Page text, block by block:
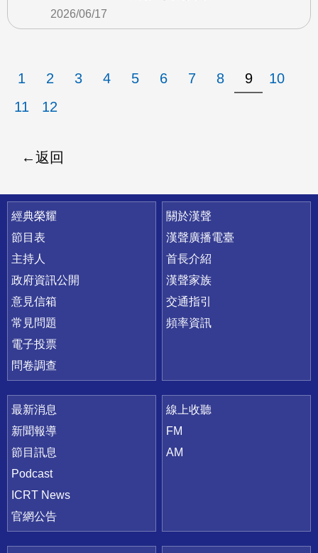
2026/06/17
1 2 3 4 5 6 7 8 9
10
11
12
返回
快速連結
經典榮耀
節目表
主持人
政府資訊公開
意見信箱
常見問題
電子投票
問卷調查
關於漢聲
漢聲廣播電臺
首長介紹
漢聲家族
交通指引
頻率資訊
最新消息
新聞報導
節目訊息
Podcast
ICRT News
官網公告
線上收聽
FM
AM